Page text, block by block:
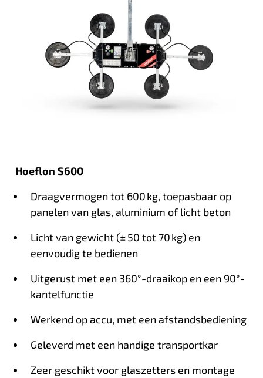
Hoeflon S600
Draagvermogen tot 600 kg, toepasbaar op
panelen van glas, aluminium of licht beton
Licht van gewicht (± 50 tot 70 kg) en
eenvoudig te bedienen
Uitgerust met een 360°-draaikop en een 90°-
kantelfunctie
Werkend op accu, met een afstandsbediening
Geleverd met een handige transportkar
Zeer geschikt voor glaszetters en montage